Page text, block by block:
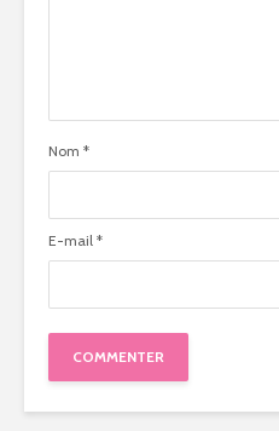
Nom *
E-mail *